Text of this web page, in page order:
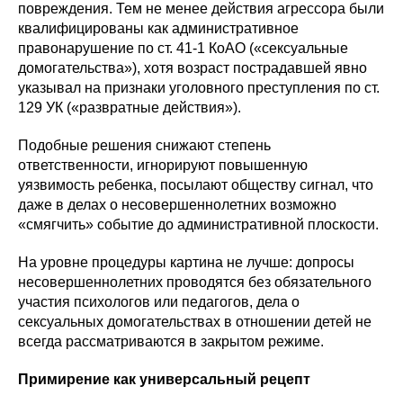
повреждения. Тем не менее действия агрессора были
квалифицированы как административное
правонарушение по ст. 41-1 КоАО («сексуальные
домогательства»), хотя возраст пострадавшей явно
указывал на признаки уголовного преступления по ст.
129 УК («развратные действия»).
Подобные решения снижают степень
ответственности, игнорируют повышенную
уязвимость ребенка, посылают обществу сигнал, что
даже в делах о несовершеннолетних возможно
«смягчить» событие до административной плоскости.
На уровне процедуры картина не лучше: допросы
несовершеннолетних проводятся без обязательного
участия психологов или педагогов, дела о
сексуальных домогательствах в отношении детей не
всегда рассматриваются в закрытом режиме.
Примирение как универсальный рецепт